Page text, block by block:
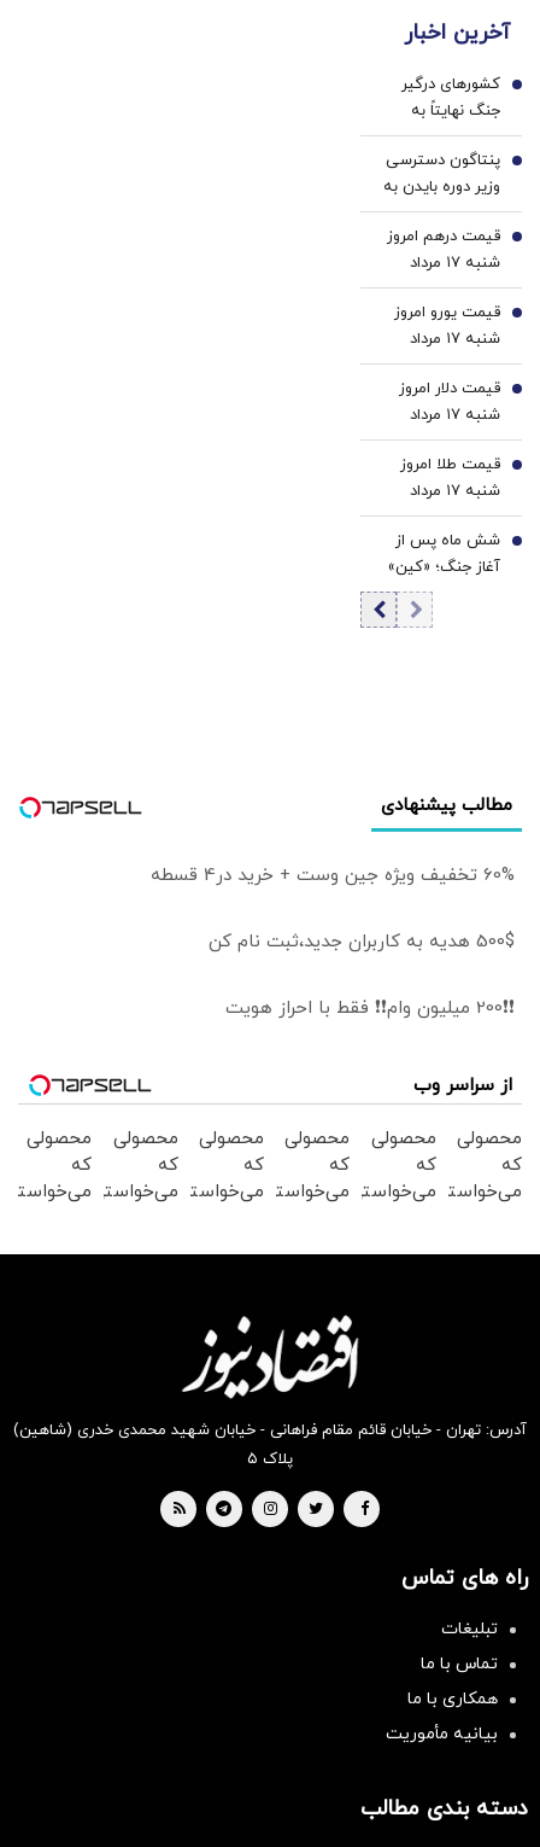
خانگی
نام کن
ژل
کننده
دندان!
خرید40%تخفیف
آخرین اخبار
کشورهای درگیر
جنگ نهایتاً به
مذاکره می‌رسند/
کسی که اصل
مذاکره را زیر سؤال
می‌برد، الفبای
سیاست را هم بلد
نیست/ پزشکیان
داشت، رسما اعلام
می‌کرد
1
پنتاگون دسترسی
وزیر دوره بایدن به
اطلاعات محرمانه را
لغو کرد
2
قیمت درهم امروز
شنبه ۱۷ مرداد
۱۴۰۵/ افزایش
قیمت درهم
3
قیمت یورو امروز
شنبه ۱۷ مرداد
۱۴۰۵/ افزایش
قیمت یورو
4
قیمت دلار امروز
شنبه ۱۷ مرداد
۱۴۰۵/ افزایش
قیمت دلار
5
قیمت طلا امروز
شنبه ۱۷ مرداد
۱۴۰۵/ افزایش
قیمت طلا
6
شش ماه پس از
آغاز جنگ؛ «کین»
برای خروج از جنگ
دست به کار شد/
وجود دارد؛ اما کسی
خواستار آن نیست
7
مطالب پیشنهادی
60% تخفیف ویژه جین وست + خرید در4 قسطه
500$ هدیه به کاربران جدید،ثبت نام کن
❗❗200 میلیون وام❗❗ فقط با احراز هویت
از سراسر وب
محصولی
که
می‌خواستی
محصولی
که
می‌خواستی
محصولی
که
می‌خواستی
بخر !
محصولی
که
می‌خواستی
بخر !
محصولی
که
می‌خواستی
محصولی
که
می‌خواستی
آدرس: تهران - خیابان قائم مقام فراهانی - خیابان شهید محمدی خدری (شاهین)
پلاک ۵
راه های تماس
تبلیغات
تماس با ما
همکاری با ما
بیانیه مأموریت
دسته بندی مطالب